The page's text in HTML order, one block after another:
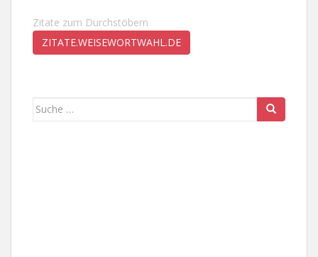
Zitate zum Durchstöbern
ZITATE.WEISEWORTWAHL.DE
Suche